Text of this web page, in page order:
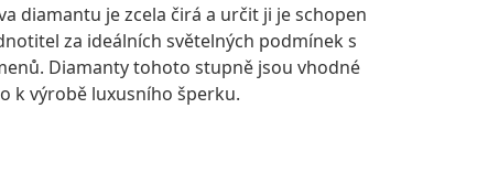
diamantu je zcela čirá a určit ji je schopen
za ideálních světelných podmínek s
Diamanty tohoto stupně jsou vhodné
k výrobě luxusního šperku.